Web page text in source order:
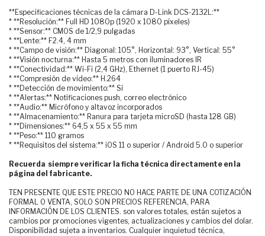
**Especificaciones técnicas de la cámara D-Link DCS-2132L:**
* **Resolución:** Full HD 1080p (1920 x 1080 píxeles)
* **Sensor:** CMOS de 1/2,9 pulgadas
* **Lente:** F2.4, 4 mm
* **Campo de visión:** Diagonal: 105°, Horizontal: 93°, Vertical: 55°
* **Visión nocturna:** Hasta 5 metros con iluminadores IR
* **Conectividad:** Wi-Fi (2,4 GHz), Ethernet (1 puerto RJ-45)
* **Compresión de video:** H.264
* **Detección de movimiento:** Sí
* **Alertas:** Notificaciones push, correo electrónico
* **Audio:** Micrófono y altavoz incorporados
* **Almacenamiento:** Ranura para tarjeta microSD (hasta 128 GB)
* **Dimensiones:** 64,5 x 55 x 55 mm
* **Peso:** 110 gramos
* **Requisitos del sistema:** iOS 11 o superior / Android 5.0 o superior
Recuerda siempre verificar la ficha técnica directamente en la
página del fabricante.
TEN PRESENTE QUE ESTE PRECIO NO HACE PARTE DE UNA COTIZACIÓN
FORMAL O VENTA, SOLO SON PRECIOS REFERENCIA, PARA
INFORMACIÓN DE LOS CLIENTES. son valores totales, están sujetos a
cambios por promociones vigentes, actualizaciones y cambios del dolar.
Disponibilidad sujeta a inventarios. Cualquier inquietud técnica,